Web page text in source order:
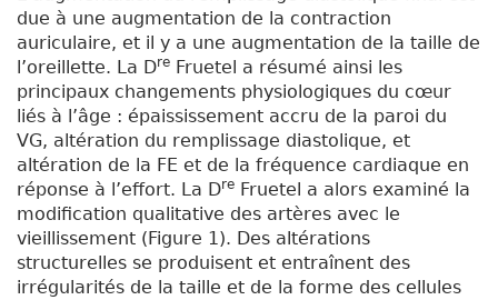
due à une augmentation de la contraction
auriculaire, et il y a une augmentation de la taille de
l’oreillette. La Dre Fruetel a résumé ainsi les
principaux changements physiologiques du cœur
liés à l’âge : épaississement accru de la paroi du
VG, altération du remplissage diastolique, et
altération de la FE et de la fréquence cardiaque en
réponse à l’effort. La Dre Fruetel a alors examiné la
modification qualitative des artères avec le
vieillissement (Figure 1). Des altérations
structurelles se produisent et entraînent des
irrégularités de la taille et de la forme des cellules